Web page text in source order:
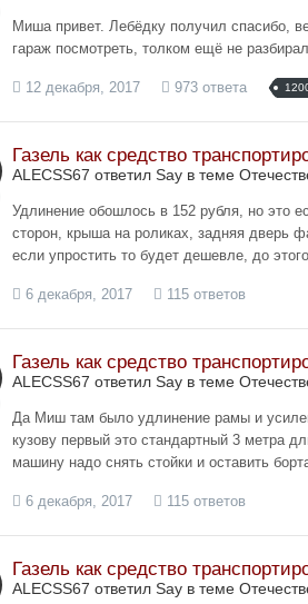
Миша привет. Лебёдку получил спасибо,
гараж посмотреть, толком ещё не
12 декабря, 2017 973 ответа
Газель как средство
ALECSS67 ответил Say в теме
Удлинение обошлось в 152 рубля, но это
сторон, крыша на роликах, задняя дверь
если упростить то будет дешевле, до
6 декабря, 2017 115 ответов
Газель как средство
ALECSS67 ответил Say в теме
Да Миш там было удлинение рамы и
кузову первый это стандартный 3 метра
машину надо снять стойки и оставить
6 декабря, 2017 115 ответов
Газель как средство
ALECSS67 ответил Say в теме